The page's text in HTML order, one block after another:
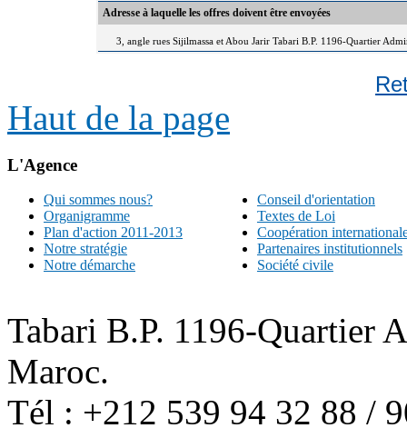
Adresse à laquelle les offres doivent être envoyées
3, angle rues Sijilmassa et Abou Jarir Tabari B.P. 1196-Quartier
Haut de la page
L'Agence
Qui sommes nous?
Organigramme
Plan d'action 2011-2013
Notre stratégie
Notre démarche
Conseil d'orientation
Textes de Loi
Coopération
Partenaires institutionnels
Société civile
Tabari B.P. 1196-Quartier
Maroc.
Tél : +212 539 94 32 88 /